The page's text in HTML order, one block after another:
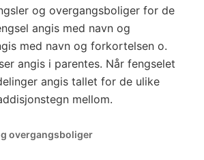
og overgangsboliger for de
angis med navn og
med navn og forkortelsen o.
angis i parentes. Når fengselet
angis tallet for de ulike
mellom.
overgangsboliger